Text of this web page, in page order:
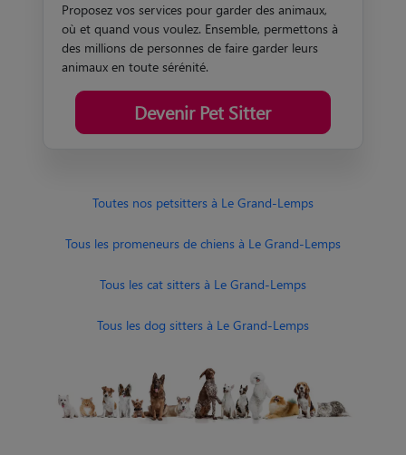
Proposez vos services pour garder des animaux,
où et quand vous voulez. Ensemble, permettons à
des millions de personnes de faire garder leurs
animaux en toute sérénité.
Devenir Pet Sitter
Toutes nos petsitters à Le Grand-Lemps
Tous les promeneurs de chiens à Le Grand-Lemps
Tous les cat sitters à Le Grand-Lemps
Tous les dog sitters à Le Grand-Lemps